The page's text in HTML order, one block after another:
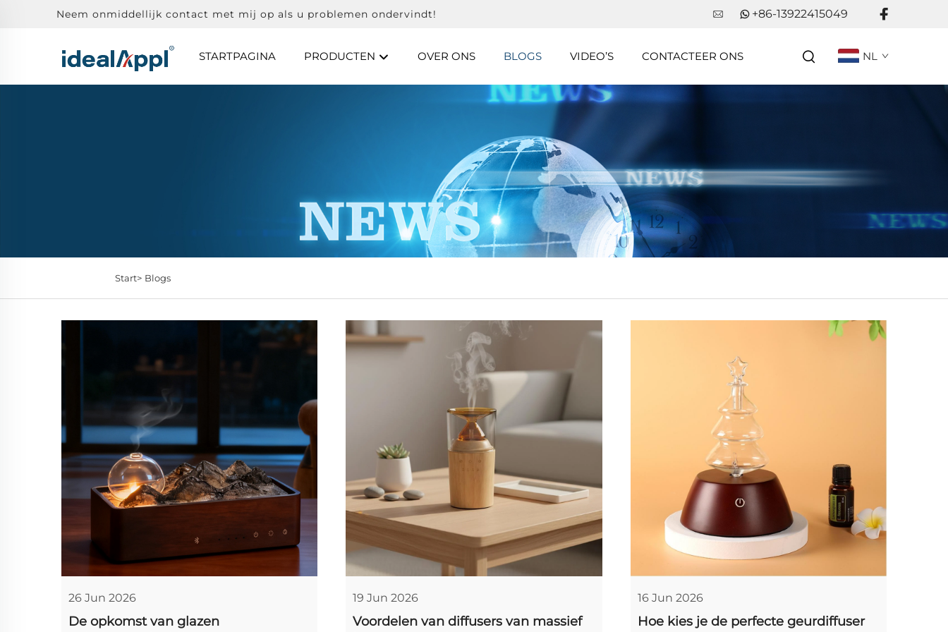
Neem onmiddellijk contact met mij op als u problemen ondervindt! +86-13922415049
STARTPAGINA PRODUCTEN OVER ONS BLOGS VIDEO’S CONTACTEER ONS NL
Start> Blogs
26 Jun 2026
De opkomst van glazen
19 Jun 2026
Voordelen van diffusers van massief
16 Jun 2026
Hoe kies je de perfecte geurdiffuser